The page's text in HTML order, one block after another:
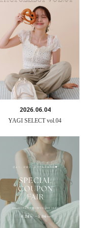
2026.06.04
YAGI SELECT vol.04